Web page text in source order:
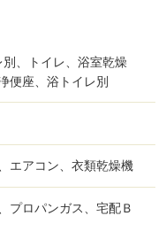
別、トイレ、浴室乾燥
便座、浴トイレ別
エアコン、衣類乾燥機
プロパンガス、宅配Ｂ